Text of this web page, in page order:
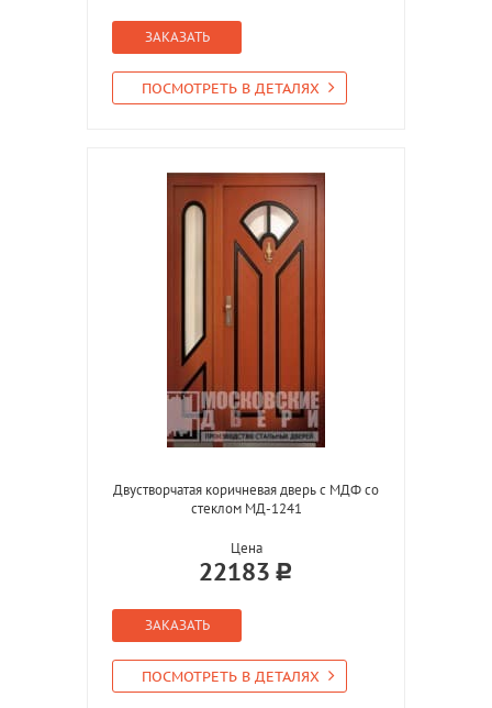
ЗАКАЗАТЬ
ПОСМОТРЕТЬ В ДЕТАЛЯХ
Двустворчатая коричневая дверь с МДФ со
стеклом МД-1241
Цена
22183
ЗАКАЗАТЬ
ПОСМОТРЕТЬ В ДЕТАЛЯХ